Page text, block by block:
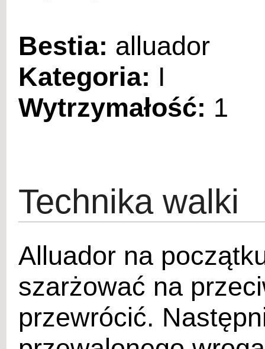
Bestia: alluador
Kategoria: I
Wytrzymałość: 1
Technika walki
Alluador na
szarżować na
przewrócić.